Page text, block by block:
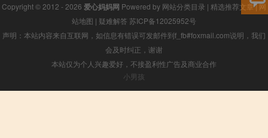
Copyright © 2012 - 2026 爱心妈妈网 Powered by 网站分类目录 | 精选推荐文章|网
站地图 | 疑难解答 苏ICP备12025952号
声明：本站内容来自互联网，如信息有错误可发邮件到f_fb#foxmail.com说明，我们
会及时纠正，谢谢
本站仅为个人兴趣爱好，不接盈利性广告及商业合作
小男孩